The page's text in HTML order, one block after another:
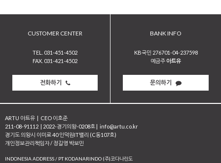
CUSTOMER CENTER
TEL. 031-451-4502
FAX. 031-421-4502
전화하기
BANK INFO
KB국민 276701-04-237598
예금주 아트유
문의하기
ARTU 아트유 | CEO 이호준
211-08-91112 | 2022-경기의왕-0208호 | info@artu.co.kr
경기도 의왕시 이미로 40 인덕원IT밸리 (C동107호)
개인정보관리책임자 / 정길영 박보민
INDONESIA ADDRESS / PT KODANARINDO (주)코다나린도